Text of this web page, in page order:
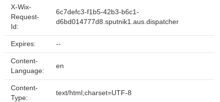
X-Wix-
Request-
Id:
6c7defc3-f1b5-42b3-b6c1-
d6bd014777d8.sputnik1.aus.dispatcher
Expires: --
Content-
Language:
en
Content-
Type:
text/html;charset=UTF-8